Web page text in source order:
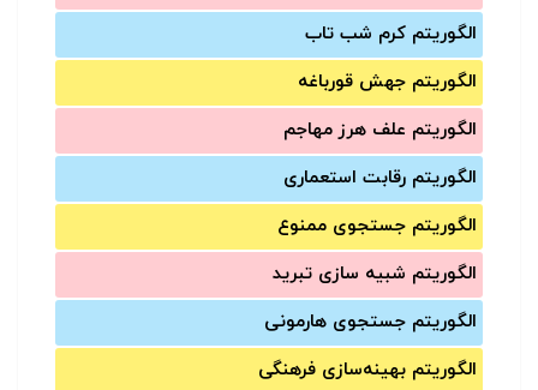
الگوریتم کرم شب تاب
الگوریتم جهش قورباغه
الگوریتم علف هرز مهاجم
الگوریتم رقابت استعماری
الگوریتم جستجوی ممنوع
الگوریتم شبیه سازی تبرید
الگوریتم جستجوی هارمونی
الگوریتم بهینه‌سازی فرهنگی